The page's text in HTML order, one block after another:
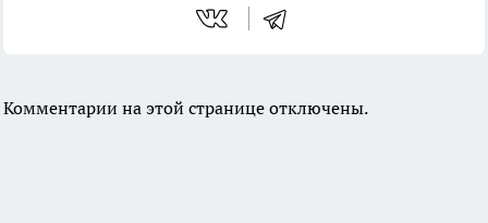
Комментарии на этой странице отключены.